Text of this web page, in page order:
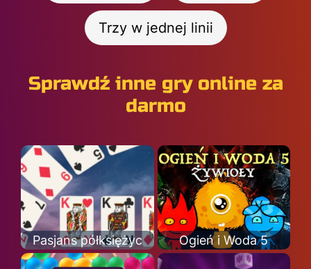
Trzy w jednej linii
Sprawdź inne gry online za
darmo
Pasjans półksiężyc Ogień i Woda 5